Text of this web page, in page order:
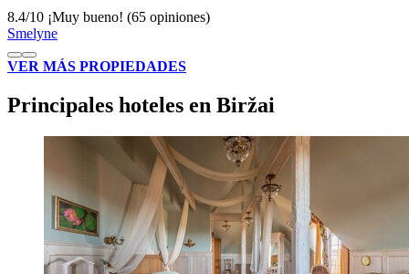
8.4/10 ¡Muy bueno! (65 opiniones)
Smelyne
VER MÁS PROPIEDADES
Principales hoteles en Biržai